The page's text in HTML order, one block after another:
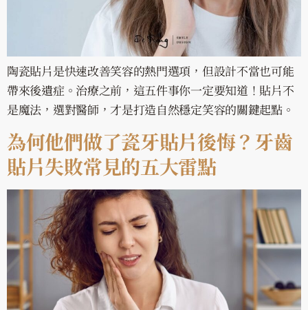
陶瓷貼片是快速改善笑容的熱門選項，但設計不當也可能
帶來後遺症。治療之前，這五件事你一定要知道！貼片不
是魔法，選對醫師，才是打造自然穩定笑容的關鍵起點。
為何他們做了瓷牙貼片後悔？牙齒
貼片失敗常見的五大雷點